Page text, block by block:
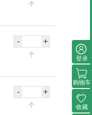
个
- +
个
- +
个
登录
购物车
收藏